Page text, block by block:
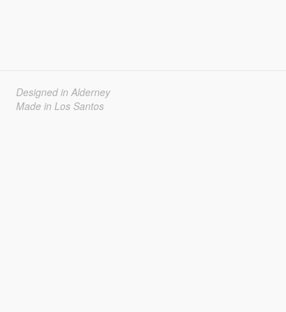
Designed in Alderney
Made in Los Santos